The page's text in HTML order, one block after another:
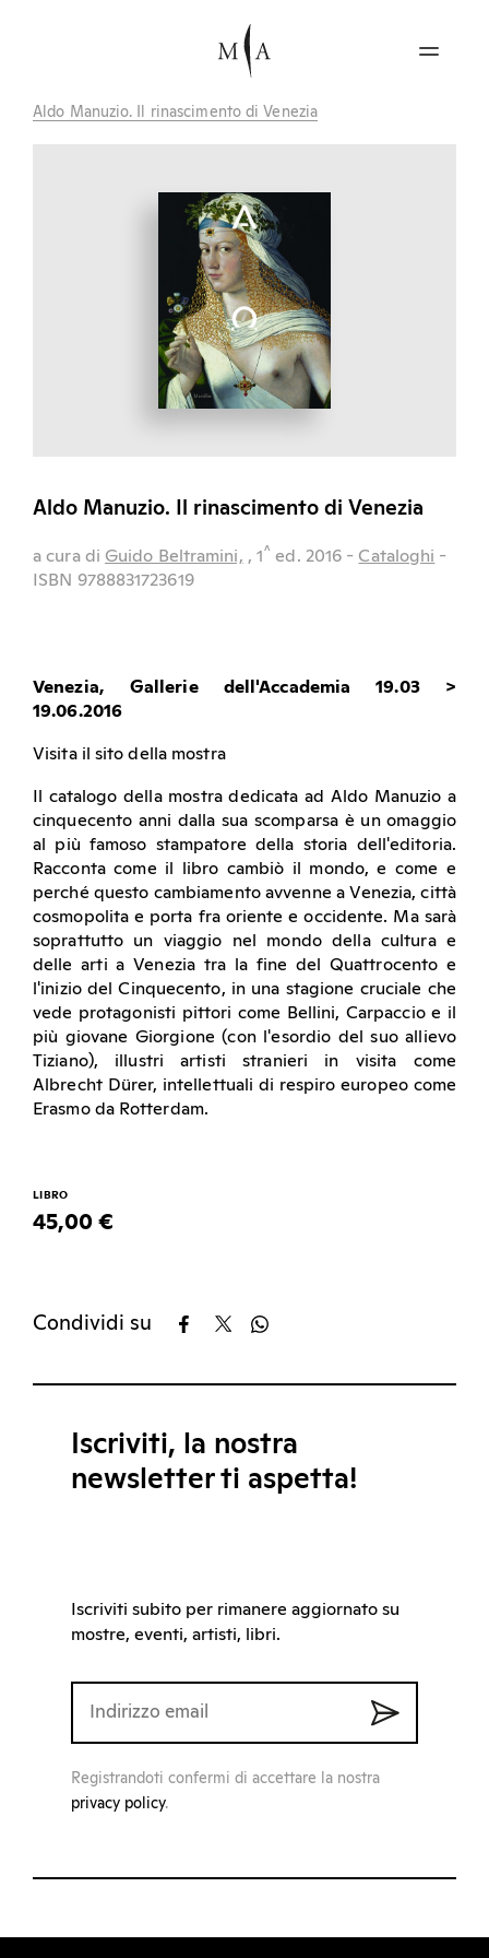
Aldo Manuzio. Il rinascimento di Venezia
Aldo Manuzio. Il rinascimento di Venezia
a cura di Guido Beltramini, , 1^ ed. 2016 - Cataloghi -
ISBN 9788831723619
Venezia, Gallerie dell'Accademia 19.03 >
19.06.2016
Visita il sito della mostra
Il catalogo della mostra dedicata ad Aldo Manuzio a
cinquecento anni dalla sua scomparsa è un omaggio
al più famoso stampatore della storia dell'editoria.
Racconta come il libro cambiò il mondo, e come e
perché questo cambiamento avvenne a Venezia, città
cosmopolita e porta fra oriente e occidente. Ma sarà
soprattutto un viaggio nel mondo della cultura e
delle arti a Venezia tra la fine del Quattrocento e
l'inizio del Cinquecento, in una stagione cruciale che
vede protagonisti pittori come Bellini, Carpaccio e il
più giovane Giorgione (con l'esordio del suo allievo
Tiziano), illustri artisti stranieri in visita come
Albrecht Dürer, intellettuali di respiro europeo come
Erasmo da Rotterdam.
LIBRO
45,00 €
Condividi su
Iscriviti, la nostra
newsletter ti aspetta!
Iscriviti subito per rimanere aggiornato su
mostre, eventi, artisti, libri.
Registrandoti confermi di accettare la nostra
privacy policy.